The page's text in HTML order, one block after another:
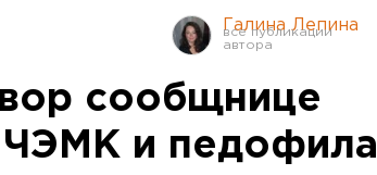
Галина Лепина
сообщнице
ЧЭМК и педофила